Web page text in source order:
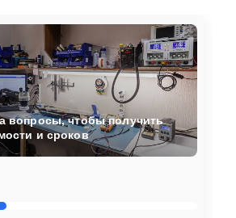
вопросы, чтобы получить
и сроков